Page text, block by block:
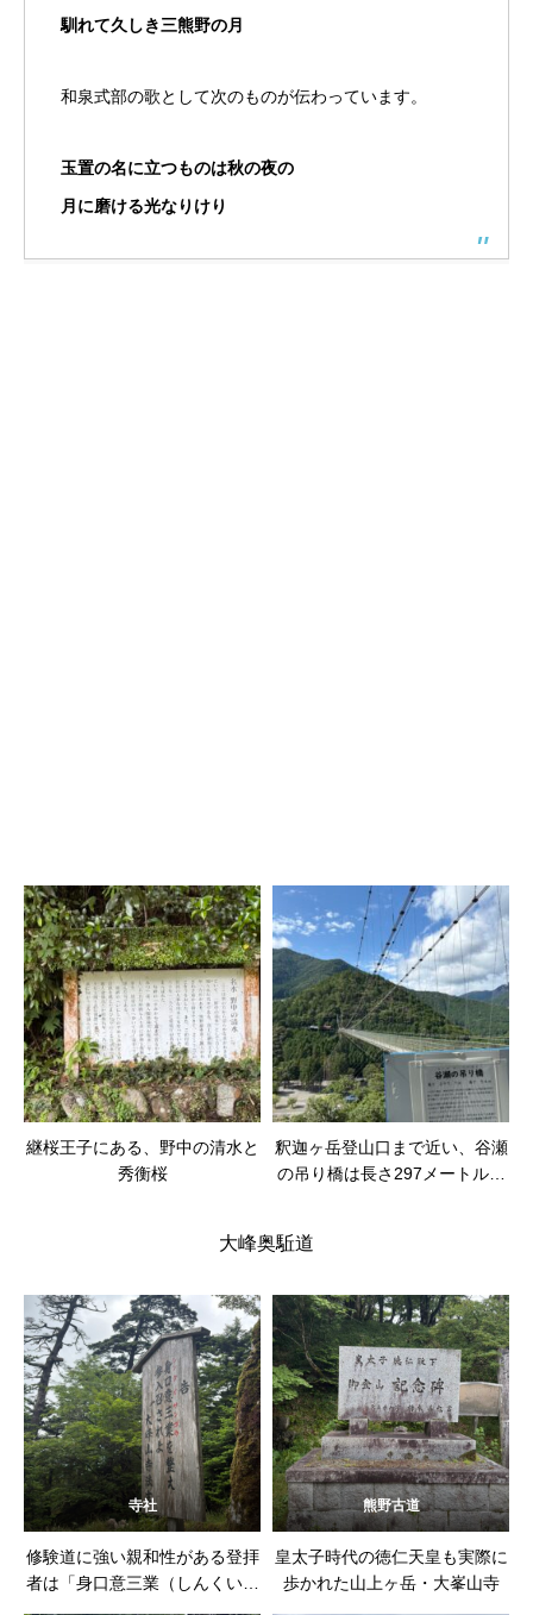
馴れて久しき三熊野の月
和泉式部の歌として次のものが伝わっています。
玉置の名に立つものは秋の夜の
月に磨ける光なりけり
継桜王子にある、野中の清水と
秀衡桜
釈迦ヶ岳登山口まで近い、谷瀬
の吊り橋は長さ297メートル高
大峰奥駈道
寺社
修験道に強い親和性がある登拝
者は「身口意三業（しんくいさ
熊野古道
皇太子時代の徳仁天皇も実際に
歩かれた山上ヶ岳・大峯山寺